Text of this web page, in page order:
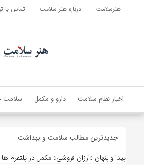
هنرسلامت درباره هنر سلامت تماس با
اخبار نظام سلامت دارو و مکمل سلامت
جدیدترین مطالب سلامت و بهداشت
پیدا و پنهان «ارزان فروشی» مکمل در پلتفرم ها